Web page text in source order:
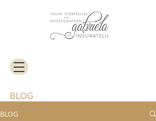
BLOG
BLOG